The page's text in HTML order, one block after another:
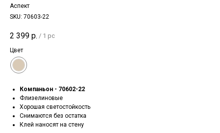
Аспект
SKU: 70603-22
2 399 р. / 1 pc
Цвет
Компаньон - 70602-22
Флизелиновые
Хорошая светостойкость
Снимаются без остатка
Клей наносят на стену